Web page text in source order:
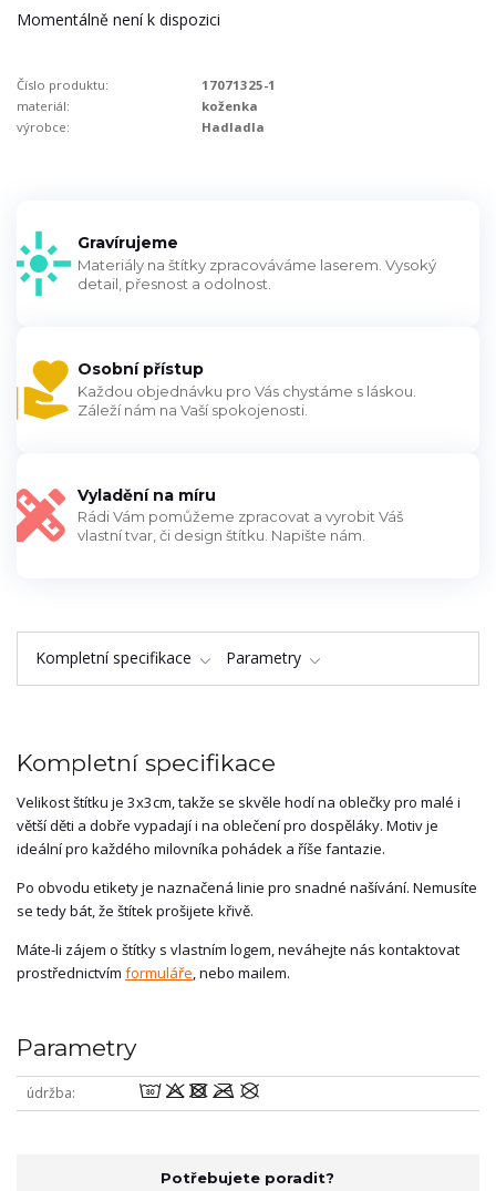
Momentálně není k dispozici
Číslo produktu:
17071325-1
materiál:
koženka
výrobce:
Hadladla
Gravírujeme
Materiály na štítky zpracováváme laserem. Vysoký
detail, přesnost a odolnost.
Osobní přístup
Každou objednávku pro Vás chystáme s láskou.
Záleží nám na Vaší spokojenosti.
Vyladění na míru
Rádi Vám pomůžeme zpracovat a vyrobit Váš
vlastní tvar, či design štítku. Napište nám.
Kompletní specifikace Parametry
Kompletní specifikace
Velikost štítku je 3x3cm, takže se skvěle hodí na oblečky pro malé i
větší děti a dobře vypadají i na oblečení pro dospěláky. Motiv je
ideální pro každého milovníka pohádek a říše fantazie.
Po obvodu etikety je naznačená linie pro snadné našívání. Nemusíte
se tedy bát, že štítek prošijete křivě.
Máte-li zájem o štítky s vlastním logem, neváhejte nás kontaktovat
prostřednictvím formuláře, nebo mailem.
Parametry
údržba wodmU
Potřebujete poradit?